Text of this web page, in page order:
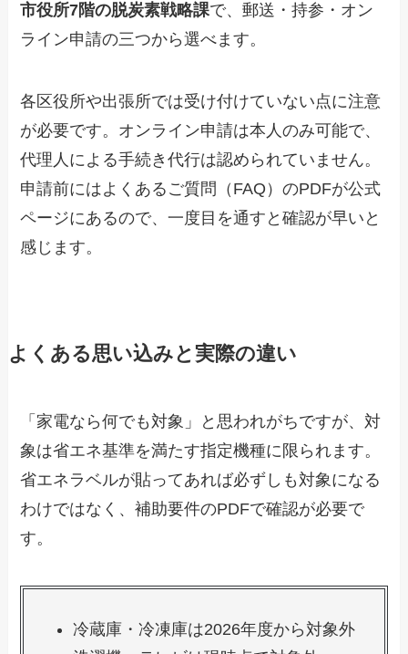
市役所7階の脱炭素戦略課で、郵送・持参・オン
ライン申請の三つから選べます。
各区役所や出張所では受け付けていない点に注意
が必要です。オンライン申請は本人のみ可能で、
代理人による手続き代行は認められていません。
申請前にはよくあるご質問（FAQ）のPDFが公式
ページにあるので、一度目を通すと確認が早いと
感じます。
よくある思い込みと実際の違い
「家電なら何でも対象」と思われがちですが、対
象は省エネ基準を満たす指定機種に限られます。
省エネラベルが貼ってあれば必ずしも対象になる
わけではなく、補助要件のPDFで確認が必要で
す。
冷蔵庫・冷凍庫は2026年度から対象外